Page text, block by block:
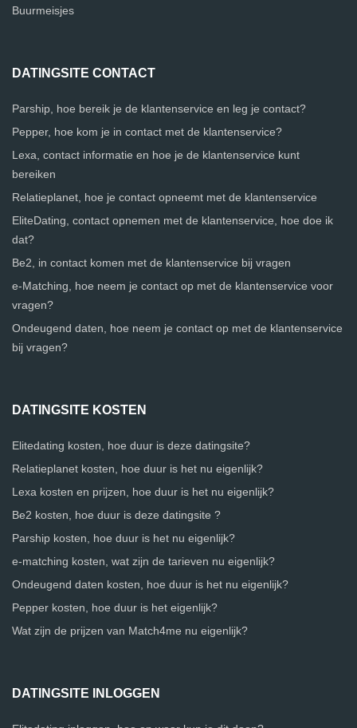
Buurmeisjes
DATINGSITE CONTACT
Parship, hoe bereik je de klantenservice en leg je contact?
Pepper, hoe kom je in contact met de klantenservice?
Lexa, contact informatie en hoe je de klantenservice kunt
bereiken
Relatieplanet, hoe je contact opneemt met de klantenservice
EliteDating, contact opnemen met de klantenservice, hoe doe ik
dat?
Be2, in contact komen met de klantenservice bij vragen
e-Matching, hoe neem je contact op met de klantenservice voor
vragen?
Ondeugend daten, hoe neem je contact op met de klantenservice
bij vragen?
DATINGSITE KOSTEN
Elitedating kosten, hoe duur is deze datingsite?
Relatieplanet kosten, hoe duur is het nu eigenlijk?
Lexa kosten en prijzen, hoe duur is het nu eigenlijk?
Be2 kosten, hoe duur is deze datingsite ?
Parship kosten, hoe duur is het nu eigenlijk?
e-matching kosten, wat zijn de tarieven nu eigenlijk?
Ondeugend daten kosten, hoe duur is het nu eigenlijk?
Pepper kosten, hoe duur is het eigenlijk?
Wat zijn de prijzen van Match4me nu eigenlijk?
DATINGSITE INLOGGEN